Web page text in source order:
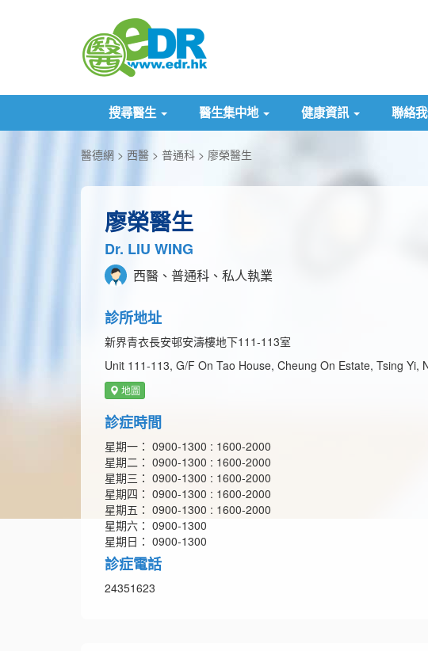
搜尋醫生 醫生集中地 健康資訊 聯絡
醫德網 西醫 普通科 廖榮醫生
廖榮醫生
Dr. LIU WING
西醫、普通科、私人執業
診所地址
新界青衣長安邨安濤樓地下111-113室
Unit 111-113, G/F On Tao House, Cheung On Estate, Tsing Yi,
地圖
診症時間
星期一： 0900-1300 : 1600-2000
星期二： 0900-1300 : 1600-2000
星期三： 0900-1300 : 1600-2000
星期四： 0900-1300 : 1600-2000
星期五： 0900-1300 : 1600-2000
星期六： 0900-1300
星期日： 0900-1300
診症電話
24351623